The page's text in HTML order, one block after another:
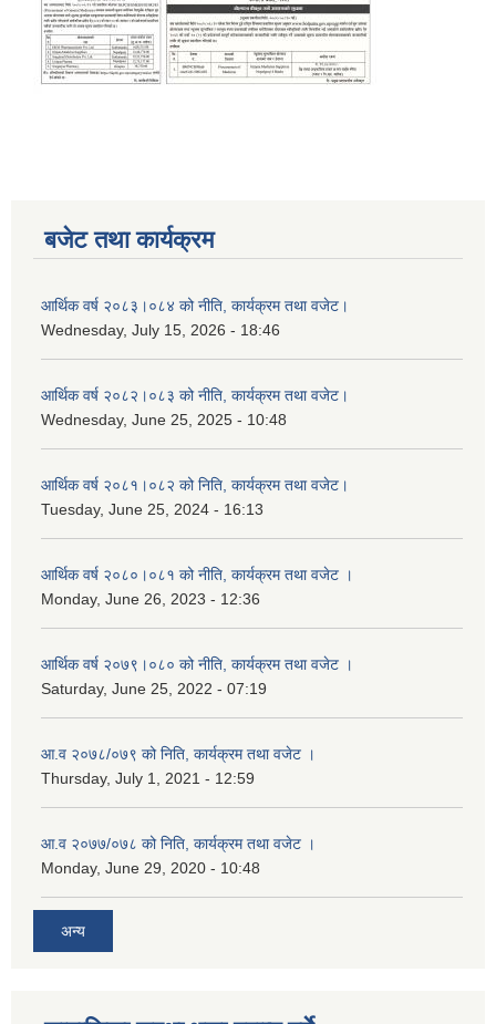
बजेट तथा कार्यक्रम
आर्थिक वर्ष २०८३।०८४ को नीति, कार्यक्रम तथा वजेट।
Wednesday, July 15, 2026 - 18:46
आर्थिक वर्ष २०८२।०८३ को नीति, कार्यक्रम तथा वजेट।
Wednesday, June 25, 2025 - 10:48
आर्थिक वर्ष २०८१।०८२ को निति, कार्यक्रम तथा वजेट।
Tuesday, June 25, 2024 - 16:13
आर्थिक वर्ष २०८०।०८१ को नीति, कार्यक्रम तथा वजेट ।
Monday, June 26, 2023 - 12:36
आर्थिक वर्ष २०७९।०८० को नीति, कार्यक्रम तथा वजेट ।
Saturday, June 25, 2022 - 07:19
आ.व २०७८/०७९ को निति, कार्यक्रम तथा वजेट ।
Thursday, July 1, 2021 - 12:59
आ.व २०७७/०७८ को निति, कार्यक्रम तथा वजेट ।
Monday, June 29, 2020 - 10:48
अन्य